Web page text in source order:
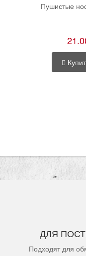
Пушистые
ДЛЯ
Подходят для